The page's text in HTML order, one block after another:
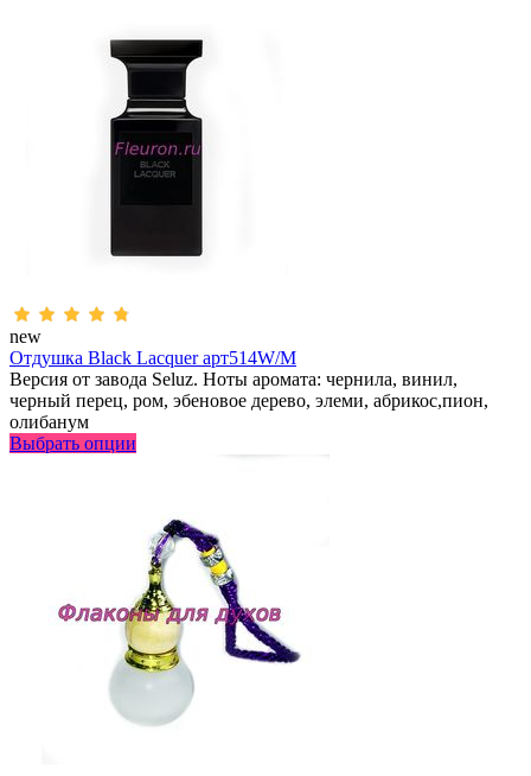
new
Отдушка Black Lacquer арт514W/M
Версия от завода Seluz. Ноты аромата: чернила, винил,
черный перец, ром, эбеновое дерево, элеми, абрикос,пион,
олибанум
Выбрать опции